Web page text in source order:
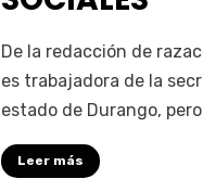
porFernando Miranda
De la redacción de
es trabajadora de la
estado de Durango,
Leer más